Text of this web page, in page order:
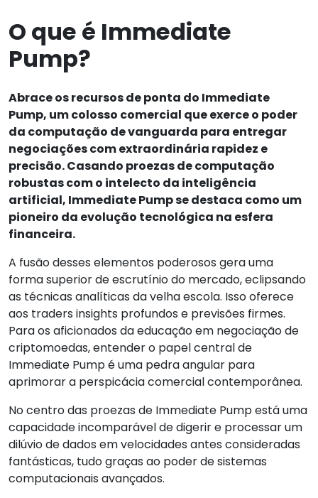
O que é Immediate
Pump?
Abrace os recursos de ponta do Immediate
Pump, um colosso comercial que exerce o poder
da computação de vanguarda para entregar
negociações com extraordinária rapidez e
precisão. Casando proezas de computação
robustas com o intelecto da inteligência
artificial, Immediate Pump se destaca como um
pioneiro da evolução tecnológica na esfera
financeira.
A fusão desses elementos poderosos gera uma
forma superior de escrutínio do mercado, eclipsando
as técnicas analíticas da velha escola. Isso oferece
aos traders insights profundos e previsões firmes.
Para os aficionados da educação em negociação de
criptomoedas, entender o papel central de
Immediate Pump é uma pedra angular para
aprimorar a perspicácia comercial contemporânea.
No centro das proezas de Immediate Pump está uma
capacidade incomparável de digerir e processar um
dilúvio de dados em velocidades antes consideradas
fantásticas, tudo graças ao poder de sistemas
computacionais avançados.